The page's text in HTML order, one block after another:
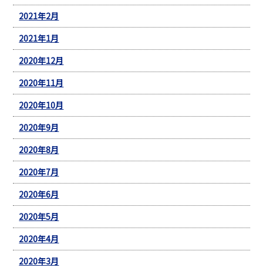
2021年2月
2021年1月
2020年12月
2020年11月
2020年10月
2020年9月
2020年8月
2020年7月
2020年6月
2020年5月
2020年4月
2020年3月